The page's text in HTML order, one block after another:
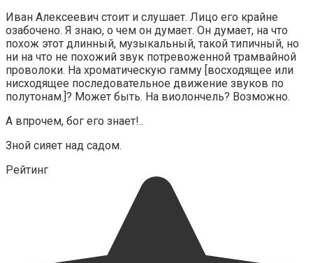
Иван Алексеевич стоит и слушает. Лицо его крайне
озабочено. Я знаю, о чем он думает. Он думает, на что
похож этот длинный, музыкальный, такой типичный, но
ни на что не похожий звук потревоженной трамвайной
проволоки. На хроматическую гамму [восходящее или
нисходящее последовательное движение звуков по
полутонам.]? Может быть. На виолончель? Возможно.
А впрочем, бог его знает!..
Зной сияет над садом.
Рейтинг